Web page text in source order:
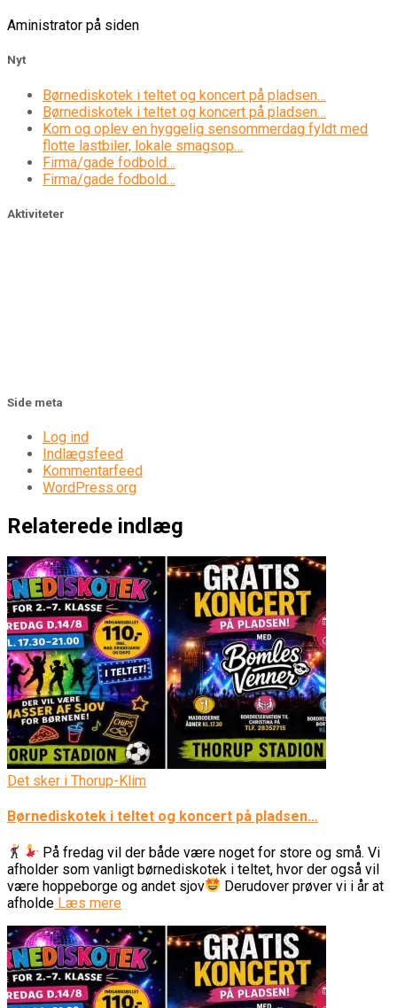
Aministrator på siden
Nyt
Børnediskotek i teltet og koncert på pladsen…
Børnediskotek i teltet og koncert på pladsen…
Kom og oplev en hyggelig sensommerdag fyldt med
flotte lastbiler, lokale smagsop…
Firma/gade fodbold…
Firma/gade fodbold…
Aktiviteter
Side meta
Log ind
Indlægsfeed
Kommentarfeed
WordPress.org
Relaterede indlæg
Det sker i Thorup-Klim
Børnediskotek i teltet og koncert på pladsen…
På fredag vil der både være noget for store og små. Vi
afholder som vanligt børnediskotek i teltet, hvor der også vil
være hoppeborge og andet sjov
Derudover prøver vi i år at
afholde Læs mere